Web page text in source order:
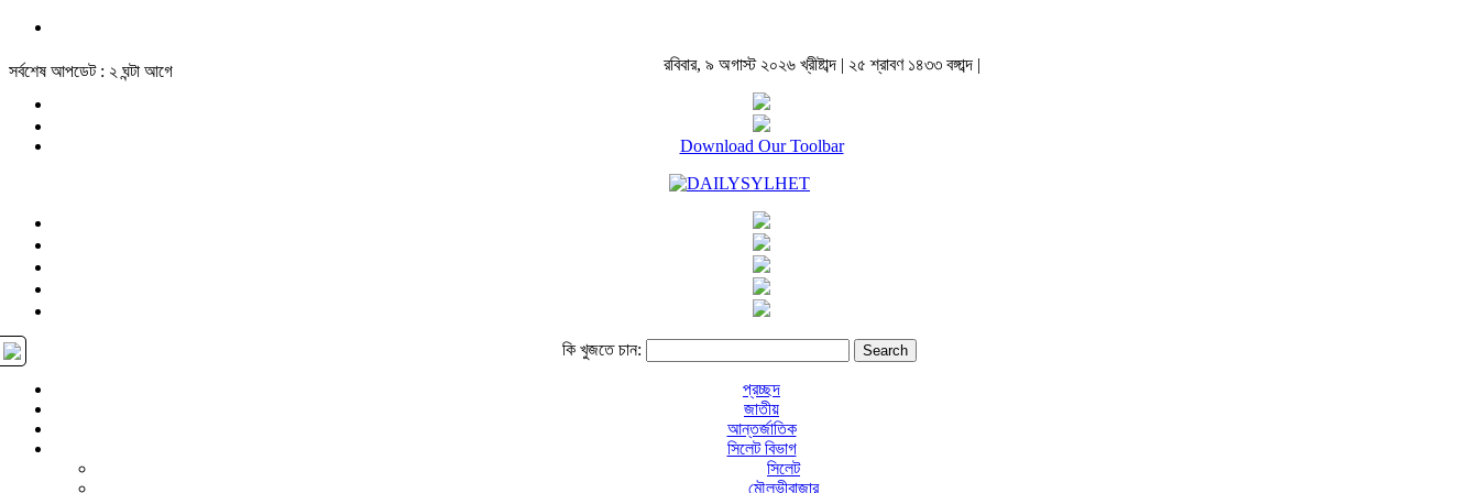
সর্বশেষ আপডেট : ২ ঘন্টা আগে রবিবার, ৯ অগাস্ট ২০২৬ খ্রীষ্টাব্দ | ২৫ শ্রাবণ ১৪৩৩ বঙ্গাব্দ |
Download Our Toolbar
কি খুজতে চান:
প্রচ্ছদ
জাতীয়
আন্তর্জাতিক
সিলেট বিভাগ
সিলেট
মৌলভীবাজার